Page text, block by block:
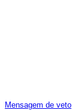
Mensagem de veto